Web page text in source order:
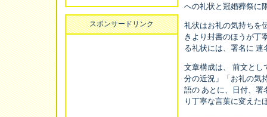
スポンサードリンク
への礼状と冠婚葬祭に
礼状はお礼の気持ちを
きより封書のほうが丁
る礼状には、署名に
文章構成は、 前文とし
分の近況」「お礼の気
語の あとに、日付、署
り丁寧な言葉に変えた